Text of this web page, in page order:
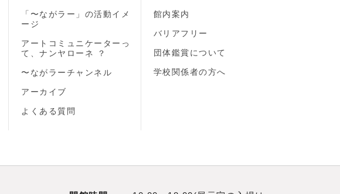
「〜ながラー」の活動イメ
ージ
アートコミュニケーターっ
て、ナンヤローネ ？
〜ながラーチャンネル
アーカイブ
よくある質問
館内案内
バリアフリー
団体鑑賞について
学校関係者の方へ